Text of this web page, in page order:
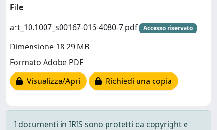
File
art_10.1007_s00167-016-4080-7.pdf
Accesso riservato
Dimensione 18.29 MB
Formato Adobe PDF
Visualizza/Apri
Richiedi una copia
I documenti in IRIS sono protetti da copyright e